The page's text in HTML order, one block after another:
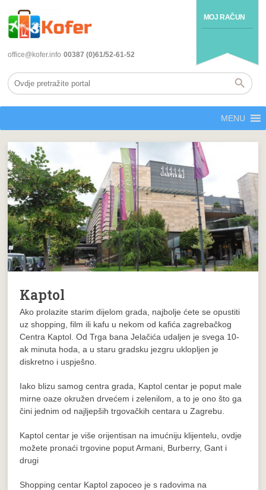
MOJ RAČUN
office@kofer.info 00387 (0)61/52-61-52
MENU
Kaptol
Ako prolazite starim dijelom grada, najbolje ćete se opustiti
uz shopping, film ili kafu u nekom od kafića zagrebačkog
Centra Kaptol. Od Trga bana Jelačića udaljen je svega 10-
ak minuta hoda, a u staru gradsku jezgru uklopljen je
diskretno i uspješno.
Iako blizu samog centra grada, Kaptol centar je poput male
mirne oaze okružen drvećem i zelenilom, a to je ono što ga
čini jednim od najljepših trgovačkih centara u Zagrebu.
Kaptol centar je više orijentisan na imućniju klijentelu, ovdje
možete pronaći trgovine poput Armani, Burberry, Gant i
drugi
Shopping centar Kaptol zapoceo je s radovima na